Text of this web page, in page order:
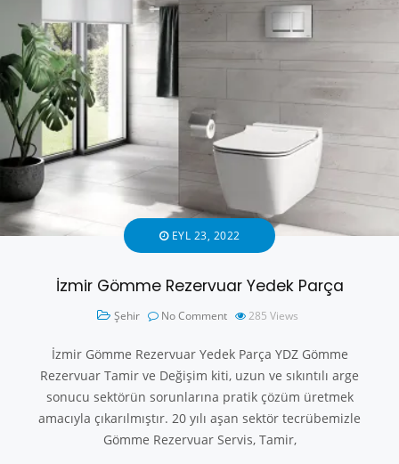
EYL 23, 2022
İzmir Gömme Rezervuar Yedek Parça
Şehir No Comment 285 Views
İzmir Gömme Rezervuar Yedek Parça YDZ Gömme
Rezervuar Tamir ve Değişim kiti, uzun ve sıkıntılı arge
sonucu sektörün sorunlarına pratik çözüm üretmek
amacıyla çıkarılmıştır. 20 yılı aşan sektör tecrübemizle
Gömme Rezervuar Servis, Tamir,